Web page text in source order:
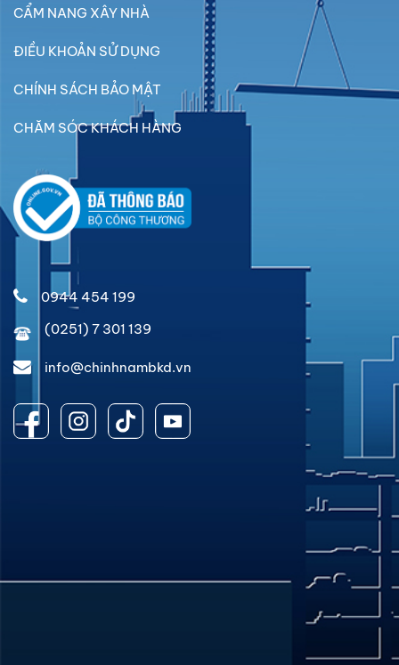
CẨM NANG XÂY NHÀ
ĐIỀU KHOẢN SỬ DỤNG
CHÍNH SÁCH BẢO MẬT
CHĂM SÓC KHÁCH HÀNG
0944 454 199
(0251) 7 301 139
info@chinhnambkd.vn